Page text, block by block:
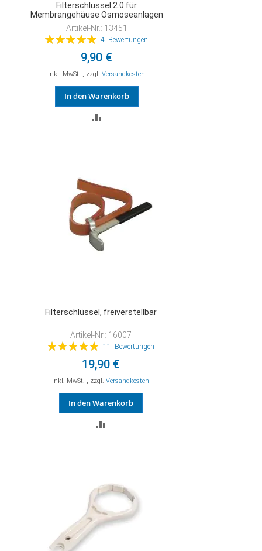
Filterschlüssel 2.0 für
Membrangehäuse Osmoseanlagen
Artikel-Nr.: 13451
Bewertung:
4 Bewertungen
9,90 €
Inkl. MwSt. , zzgl. Versandkosten
In den Warenkorb
Filterschlüssel, freiverstellbar
Artikel-Nr.: 16007
Bewertung:
11 Bewertungen
19,90 €
Inkl. MwSt. , zzgl.Versandkosten
In den Warenkorb